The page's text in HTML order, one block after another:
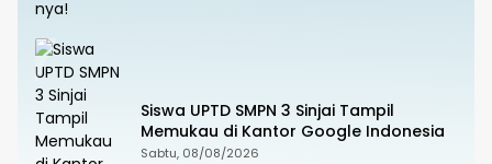
Siswa UPTD SMPN 3 Sinjai Tampil
Memukau di Kantor Google Indonesia
Sabtu, 08/08/2026